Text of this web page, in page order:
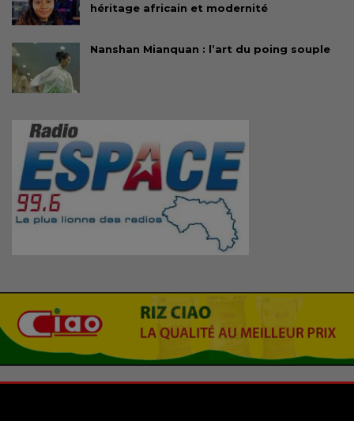
héritage africain et modernité
Nanshan Mianquan : l’art du poing souple